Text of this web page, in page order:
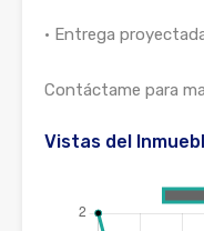
• Entrega
Contáctame para
Vistas del